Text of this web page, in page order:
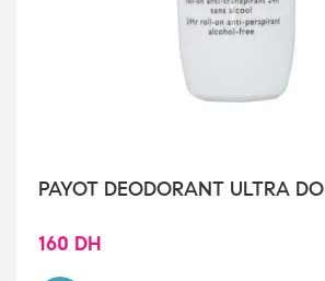
PAYOT DEODORANT ULTRA
160 DH